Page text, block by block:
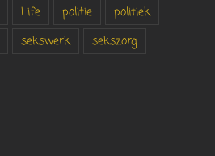
Life politie
politiek
sekswerk
sekszorg